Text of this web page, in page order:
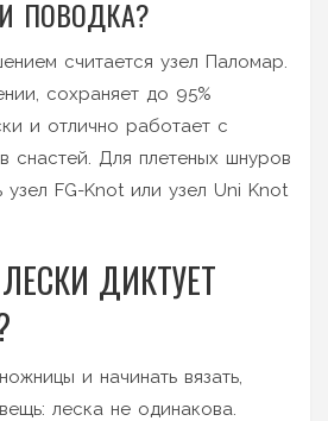
ПОВОДКА?
считается узел Паломар.
сохраняет до 95%
и отлично работает с
снастей. Для плетеных шнуров
узел FG-Knotили узел Uni Knot
ДИКТУЕТ
и начинать вязать,
леска не одинакова.